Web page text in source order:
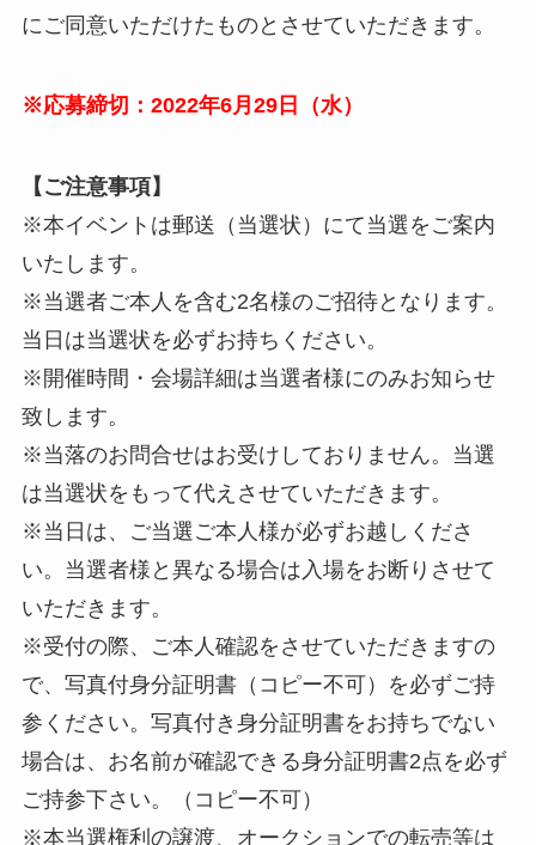
にご同意いただけたものとさせていただきます。
※応募締切：2022年6月29日（水）
【ご注意事項】
※本イベントは郵送（当選状）にて当選をご案内
いたします。
※当選者ご本人を含む2名様のご招待となります。
当日は当選状を必ずお持ちください。
※開催時間・会場詳細は当選者様にのみお知らせ
致します。
※当落のお問合せはお受けしておりません。当選
は当選状をもって代えさせていただきます。
※当日は、ご当選ご本人様が必ずお越しくださ
い。当選者様と異なる場合は入場をお断りさせて
いただきます。
※受付の際、ご本人確認をさせていただきますの
で、写真付身分証明書（コピー不可）を必ずご持
参ください。写真付き身分証明書をお持ちでない
場合は、お名前が確認できる身分証明書2点を必ず
ご持参下さい。（コピー不可）
※本当選権利の譲渡、オークションでの転売等は